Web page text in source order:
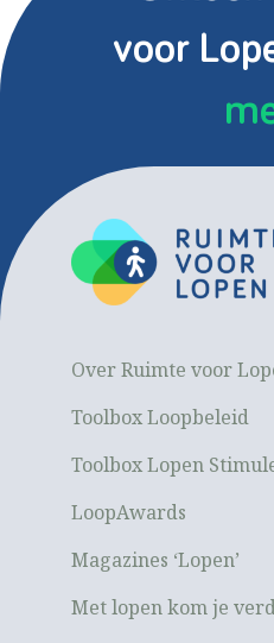
voor
Over Ruimte voor
Toolbox Loopbeleid
Toolbox Lopen
LoopAwards
Magazines ‘Lopen’
Met lopen kom je